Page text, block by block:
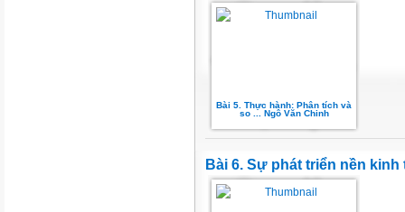
Bài 5. Thực hành: Phân tích và
so ... Ngô Văn Chinh
Bài 6. Sự phát triển nền kinh